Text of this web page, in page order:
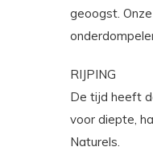
geoogst.
RIJPING
De tijd heeft
voor diepte,
Naturels.